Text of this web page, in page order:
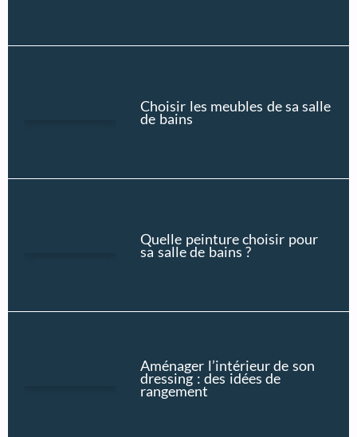
Choisir les meubles de sa salle
de bains
Quelle peinture choisir pour
sa salle de bains ?
Aménager l’intérieur de son
dressing : des idées de
rangement